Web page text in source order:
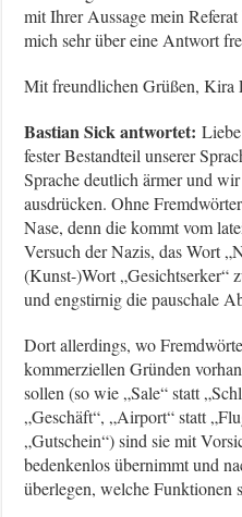
mit Ihrer Aussage mein
mich sehr über eine Antwort
Mit freundlichen Grüßen, Kira
Bastian Sick antwortet:
fester Bestandteil unserer
Sprache deutlich ärmer und
ausdrücken. Ohne
Nase, denn die kommt vom
Versuch der Nazis, das Wort
(Kunst-)Wort „Gesichtserker“
und engstirnig die pauschale
Dort allerdings, wo
kommerziellen Gründen
sollen (so wie „Sale“ statt
„Geschäft“, „Airport“ statt
„Gutschein“) sind sie mit
bedenkenlos übernimmt und
überlegen, welche Funktionen